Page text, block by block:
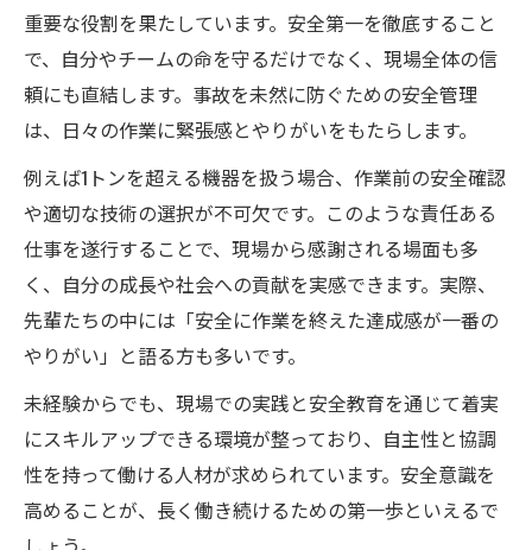
重要な役割を果たしています。安全第一を徹底すること
で、自分やチームの命を守るだけでなく、現場全体の信
頼にも直結します。事故を未然に防ぐための安全管理
は、日々の作業に緊張感とやりがいをもたらします。
例えば1トンを超える機器を扱う場合、作業前の安全確認
や適切な技術の選択が不可欠です。このような責任ある
仕事を遂行することで、現場から感謝される場面も多
く、自分の成長や社会への貢献を実感できます。実際、
先輩たちの中には「安全に作業を終えた達成感が一番の
やりがい」と語る方も多いです。
未経験からでも、現場での実践と安全教育を通じて着実
にスキルアップできる環境が整っており、自主性と協調
性を持って働ける人材が求められています。安全意識を
高めることが、長く働き続けるための第一歩といえるで